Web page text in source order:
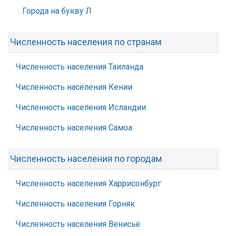
Города на букву Л
Численность населения по странам
Численность населения Таиланда
Численность населения Кении
Численность населения Исландии
Численность населения Самоа
Численность населения по городам
Численность населения Харрисонбург
Численность населения Горняк
Численность населения Венисьё